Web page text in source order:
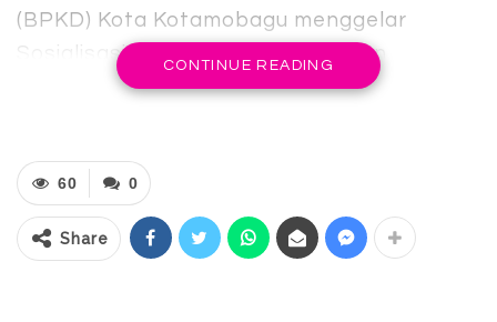
(BPKD) Kota Kotamobagu menggelar
Sosialisasi Opsen Pajak Kendaraan
Bermotor (PKB) dan Opsen Bea Balik Nama
Kegiatan yang berlangsung di Aula Kantor
Wali Kota Kotamobagu ini dihadiri oleh
CONTINUE READING
0
60
Share